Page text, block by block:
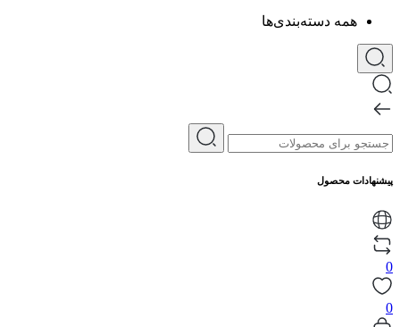
همه دسته‌بندی‌ها
پیشنهادات محصول
0
0